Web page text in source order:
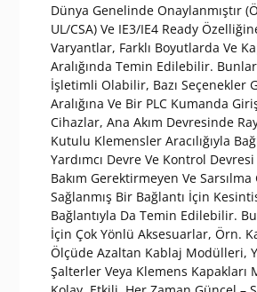
Dünya Genelinde Onaylanmıştır
UL/CSA) Ve IE3/IE4 Ready
Varyantlar, Farklı Boyutlarda Ve
Aralığında Temin Edilebilir.
İşletimli Olabilir, Bazı Seçenekler
Aralığına Ve Bir PLC Kumanda
Cihazlar, Ana Akım Devresinde
Kutulu Klemensler Aracılığıyla
Yardımcı Devre Ve Kontrol Devresi
Bakım Gerektirmeyen Ve
Sağlanmış Bir Bağlantı İçin
Bağlantıyla Da Temin Edilebilir.
İçin Çok Yönlü Aksesuarlar, Örn.
Ölçüde Azaltan Kablaj Modülleri,
Şalterler Veya Klemens Kapakları